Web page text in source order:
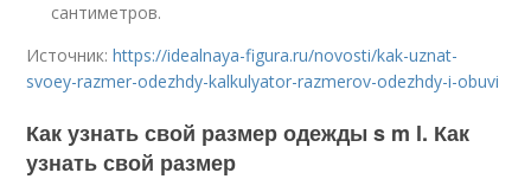
сантиметров.
Источник:https://idealnaya-figura.ru/novosti/kak-uznat-
svoey-razmer-odezhdy-kalkulyator-razmerov-odezhdy-i-obuvi
Как узнать свой размер одежды s m l. Как
узнать свой размер